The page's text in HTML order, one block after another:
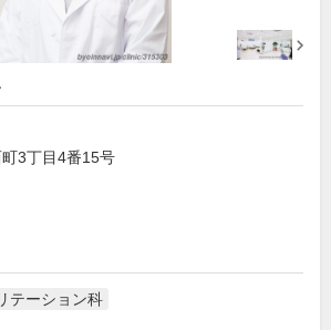
3丁目4番15号
テーション科